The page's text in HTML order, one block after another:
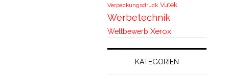
Verpackungsdruck Vutek
Werbetechnik
Wettbewerb Xerox
KATEGORIEN